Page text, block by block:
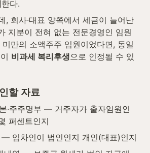
한다.
, 회사·대표 양쪽에서 세금이 늘어난
지분이 전혀 없는 전문경영인 임원
미만의 소액주주 임원이었다면, 동일
비과세 복리후생으로 인정될 수 있
할 자료
·주주명부 — 거주자가 출자임원인
퍼센트인지
— 임차인이 법인인지 개인(대표)인지